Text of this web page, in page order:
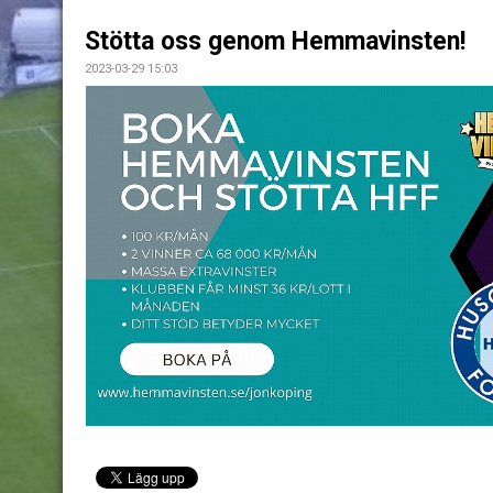
Stötta oss genom Hemmavinsten!
2023-03-29 15:03